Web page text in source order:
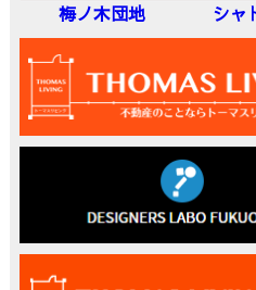
梅ノ木団地 シャ